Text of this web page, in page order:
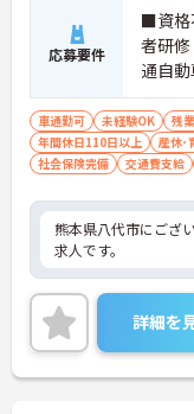
応募要件
■資格
者研
通自
入力
を使
車通勤可 未経験OK 残
年間休日110日以上
産休･
社会保険完備
交通費支給
熊本県八代市にござ
求人です。
詳細を